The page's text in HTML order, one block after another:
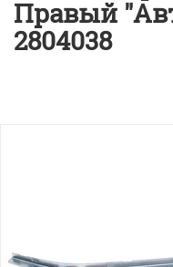
Правый
2804038